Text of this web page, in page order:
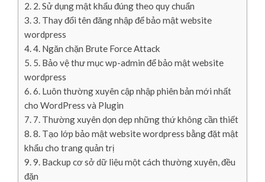
2. Sử dụng mật khẩu đúng theo quy chuẩn
3. Thay đổi tên đăng nhập để bảo mật website
wordpress
4. Ngăn chặn Brute Force Attack
5. Bảo vệ thư mục wp-admin để bảo mật website
wordpress
6. Luôn thường xuyên cập nhập phiên bản mới nhất
cho WordPress và Plugin
7. Thường xuyên dọn dẹp những thứ không cần thiết
8. Tạo lớp bảo mật website wordpress bằng đặt mật
khẩu cho trang quản trị
9. Backup cơ sở dữ liệu một cách thường xuyên, đều
đặn